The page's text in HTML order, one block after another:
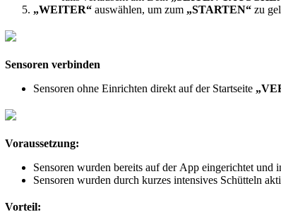
„WEITER“ auswählen, um zum „STARTEN“ zu
Sensoren verbinden
Sensoren ohne Einrichten direkt auf der Startseite
Voraussetzung:
Sensoren wurden bereits auf der App eingerichtet und
Sensoren wurden durch kurzes intensives Schütteln
Vorteil: